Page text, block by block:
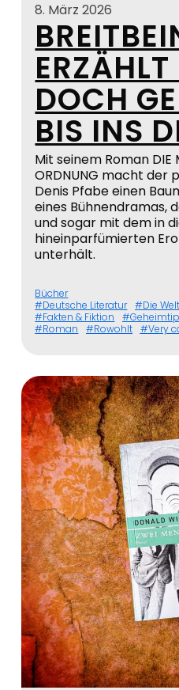
8. März 2026
DOCH
BIS INS
Mit seinem Roman DIE
ORDNUNG macht der
Denis Pfabe einen
eines Bühnendramas,
und sogar mit dem in
hineinparfümierten
unterhält.
Bücher
Deutsche Literatur
Die
Fakten & Fiktion
Roman
Rowohlt Very